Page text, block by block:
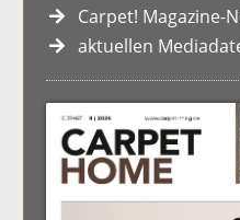
Carpet! Magazine-
aktuellen